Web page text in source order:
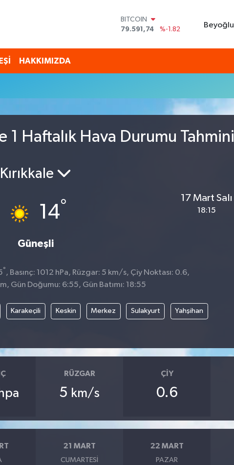
BITCOIN
79.591,74
%-1.82
%0.19
BİST100
Beyoğlu
HAKKIMIZDA
1 Haftalık Hava Durumu Tahmini
Kırıkkale
14°
Güneşli
17 Mart Salı
18:15
° , Basınç: 1012 hPa, Rüzgar: 5 km/s, Çiy Noktası: 0.6,
Gün Doğumu: 6:55, Gün Batımı: 18:55
Karakeçili Keskin Merkez Sulakyurt Yahşihan
hpa
RÜZGAR
5 km/s
ÇIY
0.6
21 MART
CUMARTESI
22 MART
PAZAR